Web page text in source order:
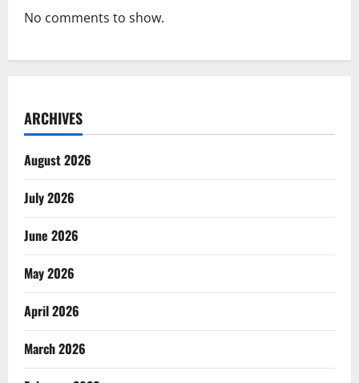
No comments to show.
ARCHIVES
August 2026
July 2026
June 2026
May 2026
April 2026
March 2026